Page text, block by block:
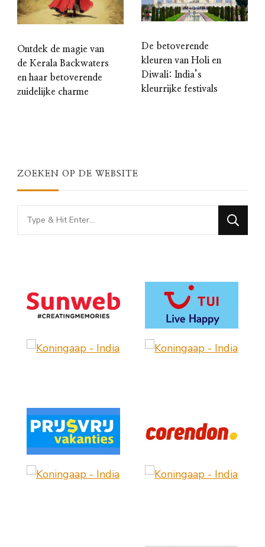
Ontdek de magie van
de Kerala Backwaters
en haar betoverende
zuidelijke charme
De betoverende
kleuren van Holi en
Diwali: India’s
kleurrijke festivals
ZOEKEN OP DE WEBSITE
Looking
for